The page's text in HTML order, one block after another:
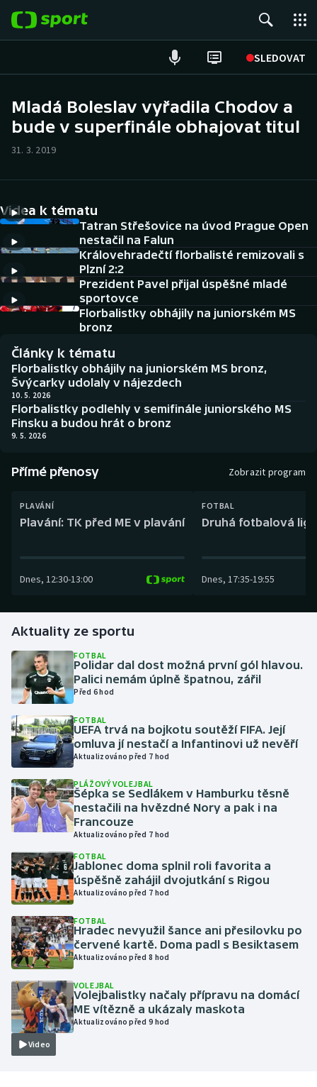
SLEDOVAT
Hokej
Cyklistika
DALŠÍ SPORTY
Americký fotbal
Baseball a softbal
Basketbal
Biatlon
Boby a skeleton
Box
Curling
Golf
Gymnastika
Házená
Jezdectví
Judo
Krasobruslení
Lyže a snowboard
Moderní pětiboj
Motorsport
Parasport
Plavání
NEPŘEHLÉDNĚTE
Historické návraty
Aplikace ČT sport
AZ kvíz
Mladá Boleslav vyřadila Chodov a
bude v superfinále obhajovat titul
31. 3. 2019
Videa k tématu
Tatran Střešovice na úvod Prague Open
nestačil na Falun
Královehradečtí florbalisté remizovali s
Plzní 2:2
Prezident Pavel přijal úspěšné mladé
sportovce
Florbalistky obhájily na juniorském MS
bronz
Články k tématu
Florbalistky obhájily na juniorském MS bronz,
Švýcarky udolaly v nájezdech
10. 5. 2026
Florbalistky podlehly v semifinále juniorského MS
Finsku a budou hrát o bronz
9. 5. 2026
Přímé přenosy Zobrazit program
PLAVÁNÍ
Plavání: TK před ME v plavání
Dnes, 12:30-13:00
FOTBAL
Druhá fotbalová
Dnes, 17:35-19:55
Aktuality ze sportu
FOTBAL
Polidar dal dost možná první gól hlavou.
Palici nemám úplně špatnou, zářil
Před 6 hod
FOTBAL
UEFA trvá na bojkotu soutěží FIFA. Její
omluva jí nestačí a Infantinovi už nevěří
Aktualizováno před 7 hod
PLÁŽOVÝ VOLEJBAL
Šépka se Sedlákem v Hamburku těsně
nestačili na hvězdné Nory a pak i na
Francouze
Aktualizováno před 7 hod
FOTBAL
Jablonec doma splnil roli favorita a
úspěšně zahájil dvojutkání s Rigou
Aktualizováno před 7 hod
FOTBAL
Hradec nevyužil šance ani přesilovku po
červené kartě. Doma padl s Besiktasem
Aktualizováno před 8 hod
Video
VOLEJBAL
Volejbalistky načaly přípravu na domácí
ME vítězně a ukázaly maskota
Aktualizováno před 9 hod